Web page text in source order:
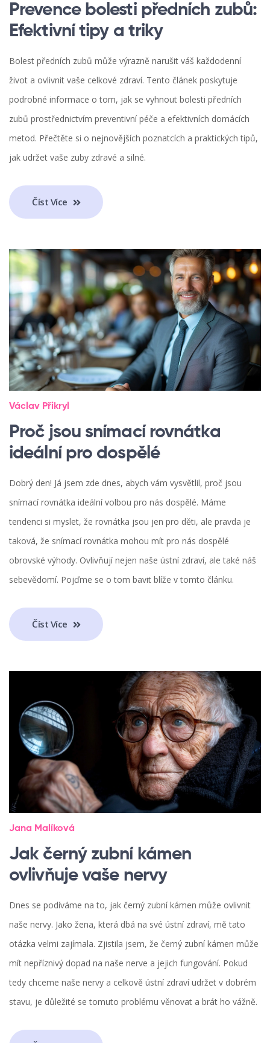
Prevence bolesti předních zubů:
Efektivní tipy a triky
Bolest předních zubů může výrazně narušit váš každodenní
život a ovlivnit vaše celkové zdraví. Tento článek poskytuje
podrobné informace o tom, jak se vyhnout bolesti předních
zubů prostřednictvím preventivní péče a efektivních domácích
metod. Přečtěte si o nejnovějších poznatcích a praktických tipů,
jak udržet vaše zuby zdravé a silné.
Číst Více
Václav Přikryl
Proč jsou snímací rovnátka
ideální pro dospělé
Dobrý den! Já jsem zde dnes, abych vám vysvětlil, proč jsou
snímací rovnátka ideální volbou pro nás dospělé. Máme
tendenci si myslet, že rovnátka jsou jen pro děti, ale pravda je
taková, že snímací rovnátka mohou mít pro nás dospělé
obrovské výhody. Ovlivňují nejen naše ústní zdraví, ale také náš
sebevědomí. Pojďme se o tom bavit blíže v tomto článku.
Číst Více
Jana Malíková
Jak černý zubní kámen
ovlivňuje vaše nervy
Dnes se podíváme na to, jak černý zubní kámen může ovlivnit
naše nervy. Jako žena, která dbá na své ústní zdraví, mě tato
otázka velmi zajímala. Zjistila jsem, že černý zubní kámen může
mít nepříznivý dopad na naše nerve a jejich fungování. Pokud
tedy chceme naše nervy a celkově ústní zdraví udržet v dobrém
stavu, je důležité se tomuto problému věnovat a brát ho vážně.